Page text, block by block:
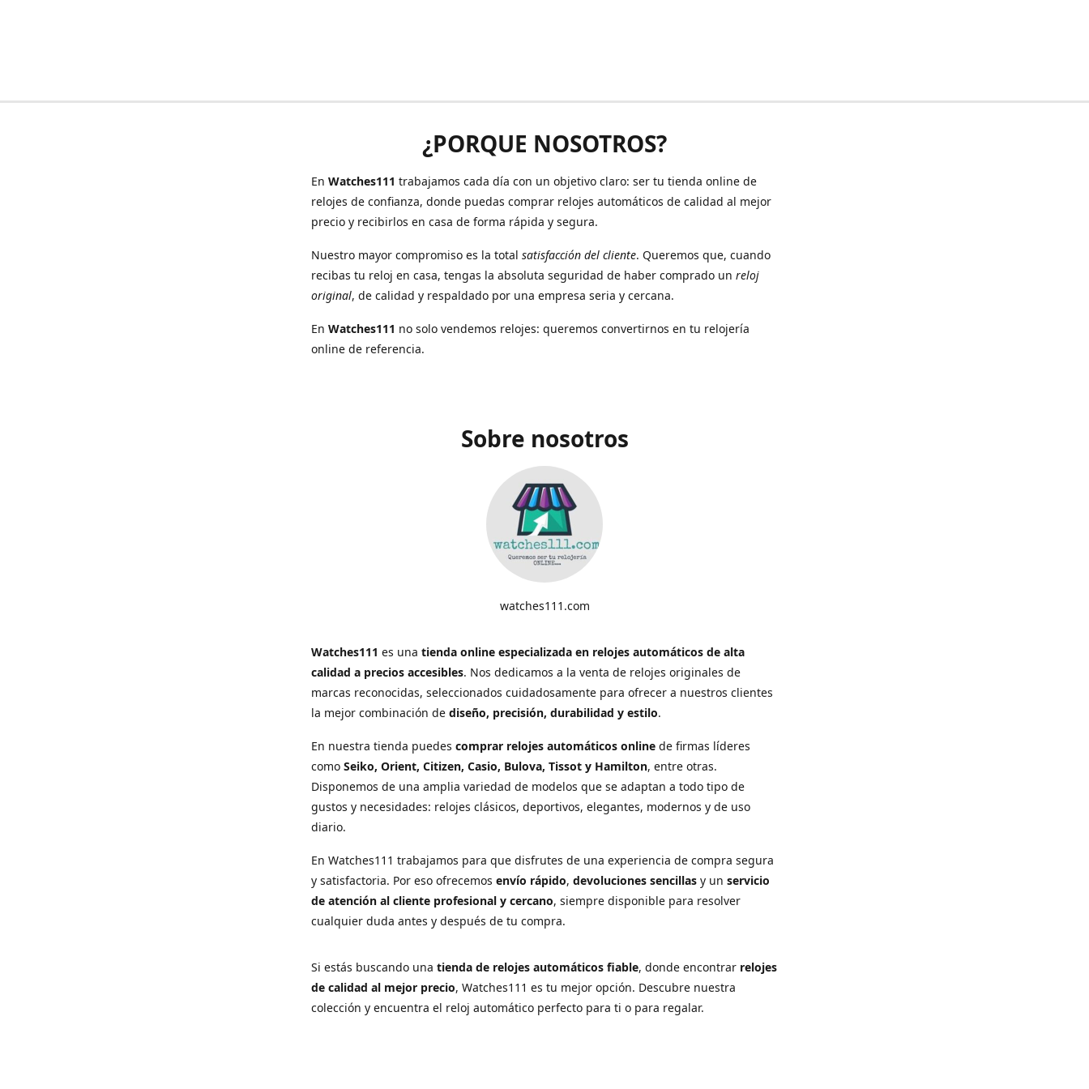
¿PORQUE NOSOTROS?
En Watches111 trabajamos cada día con un objetivo claro: ser tu tienda online de
relojes de confianza, donde puedas comprar relojes automáticos de calidad al mejor
precio y recibirlos en casa de forma rápida y segura.
Nuestro mayor compromiso es la total satisfacción del cliente. Queremos que, cuando
recibas tu reloj en casa, tengas la absoluta seguridad de haber comprado un reloj
original, de calidad y respaldado por una empresa seria y cercana.
En Watches111 no solo vendemos relojes: queremos convertirnos en tu relojería
online de referencia.
Sobre nosotros
watches111.com
Watches111 es una tienda online especializada en relojes automáticos de alta
calidad a precios accesibles. Nos dedicamos a la venta de relojes originales de
marcas reconocidas, seleccionados cuidadosamente para ofrecer a nuestros clientes
la mejor combinación de diseño, precisión, durabilidad y estilo.
En nuestra tienda puedes comprar relojes automáticos online de firmas líderes
como Seiko, Orient, Citizen, Casio, Bulova, Tissot y Hamilton, entre otras.
Disponemos de una amplia variedad de modelos que se adaptan a todo tipo de
gustos y necesidades: relojes clásicos, deportivos, elegantes, modernos y de uso
diario.
En Watches111 trabajamos para que disfrutes de una experiencia de compra segura
y satisfactoria. Por eso ofrecemos envío rápido, devoluciones sencillas y un servicio
de atención al cliente profesional y cercano, siempre disponible para resolver
cualquier duda antes y después de tu compra.
Si estás buscando una tienda de relojes automáticos fiable, donde encontrar relojes
de calidad al mejor precio, Watches111 es tu mejor opción. Descubre nuestra
colección y encuentra el reloj automático perfecto para ti o para regalar.